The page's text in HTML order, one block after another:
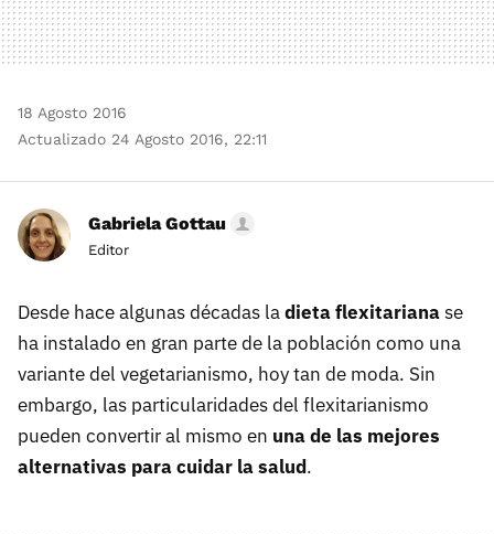
18 Agosto 2016
Actualizado 24 Agosto 2016, 22:11
Gabriela Gottau
Editor
Desde hace algunas décadas ladieta flexitarianase
ha instalado en gran parte de la población como una
variante del vegetarianismo, hoy tan de moda. Sin
embargo, las particularidades del flexitarianismo
pueden convertir al mismo en una de las mejores
alternativas para cuidar la salud.